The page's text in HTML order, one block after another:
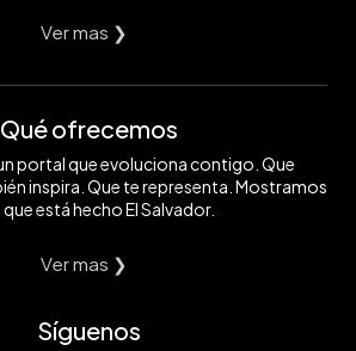
Ver mas ❯
Qué ofrecemos
portal que evoluciona contigo. Que
inspira. Que te representa. Mostramos
está hecho El Salvador.
Ver mas ❯
Síguenos